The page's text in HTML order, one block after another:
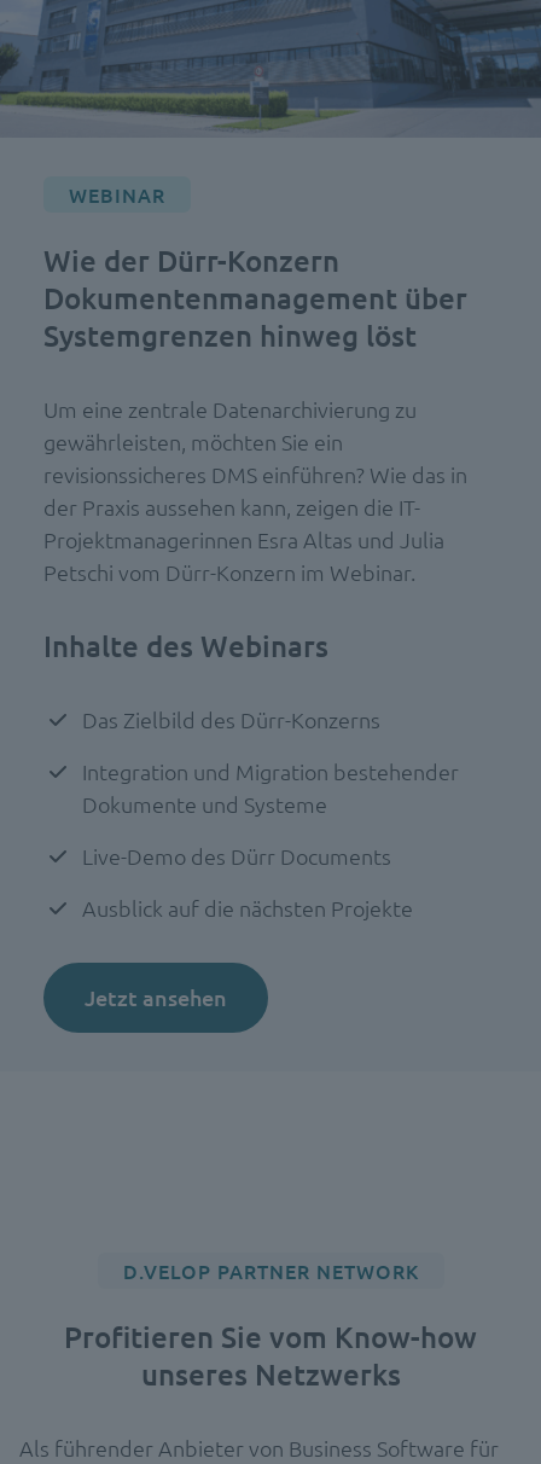
WEBINAR
Wie der Dürr-Konzern
Dokumentenmanagement über
Systemgrenzen hinweg löst
Um eine zentrale Datenarchivierung zu
gewährleisten, möchten Sie ein
revisionssicheres DMS einführen? Wie das in
der Praxis aussehen kann, zeigen die IT-
Projektmanagerinnen Esra Altas und Julia
Petschi vom Dürr-Konzern im Webinar.
Inhalte des Webinars
Das Zielbild des Dürr-Konzerns
Integration und Migration bestehender
Dokumente und Systeme
Live-Demo des Dürr Documents
Ausblick auf die nächsten Projekte
Jetzt ansehen
D.VELOP PARTNER NETWORK
Profitieren Sie vom Know-how
unseres Netzwerks
Als führender Anbieter von Business Software für